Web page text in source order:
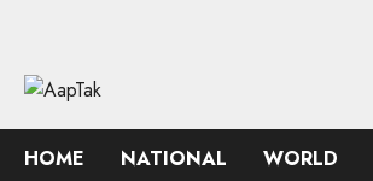
content
HOME
NATIONAL WORLD